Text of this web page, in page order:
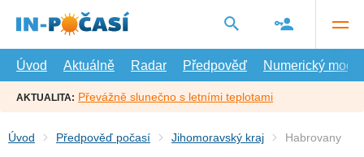
hlavní
Úvod
Aktuálně Radar Předpověď Numerický model
AKTUALITA: Převážně slunečno s letními teplotami
Úvod Předpověď počasí Jihomoravský kraj Habrovany